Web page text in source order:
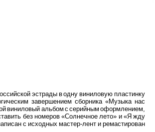
эстрады в одну виниловую пластинку
завершением сборника «Музыка нас
виниловый альбом с серийным оформлением,
без номеров «Солнечное лето» и «Я жду
с исходных мастер-лент и ремастирован